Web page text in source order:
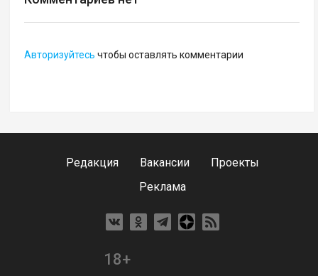
Авторизуйтесь чтобы оставлять комментарии
Редакция Вакансии
Проекты
Реклама
18+